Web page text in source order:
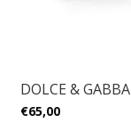
DOLCE &
€65,00